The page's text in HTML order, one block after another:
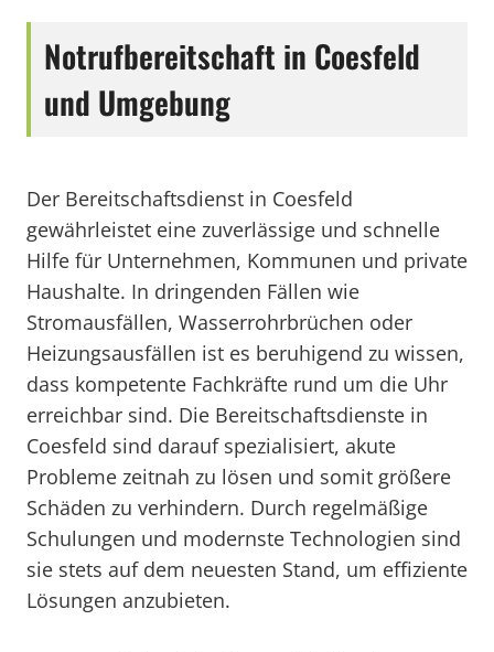
Notrufbereitschaft in Coesfeld
und Umgebung
Der Bereitschaftsdienst in Coesfeld
gewährleistet eine zuverlässige und schnelle
Hilfe für Unternehmen, Kommunen und private
Haushalte. In dringenden Fällen wie
Stromausfällen, Wasserrohrbrüchen oder
Heizungsausfällen ist es beruhigend zu wissen,
dass kompetente Fachkräfte rund um die Uhr
erreichbar sind. Die Bereitschaftsdienste in
Coesfeld sind darauf spezialisiert, akute
Probleme zeitnah zu lösen und somit größere
Schäden zu verhindern. Durch regelmäßige
Schulungen und modernste Technologien sind
sie stets auf dem neuesten Stand, um effiziente
Lösungen anzubieten.